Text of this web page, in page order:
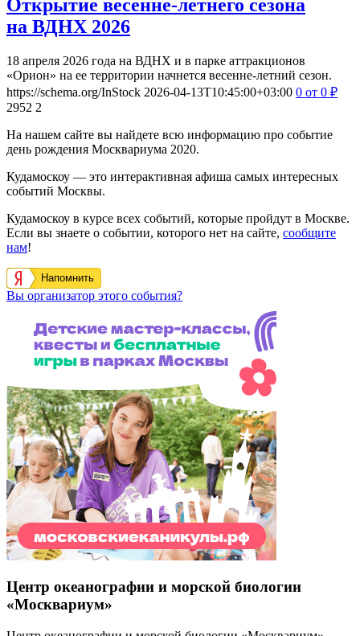
2026-04-18 2026-08-31
Москва, Проспект Мира, домовладение 119
ВДНХ
Открытие весенне-летнего сезона
на ВДНХ 2026
18 апреля 2026 года на ВДНХ и в парке аттракционов
«Орион» на ее территории начнется весенне-летний сезон.
https://schema.org/InStock 2026-04-13T10:45:00+03:00
На нашем сайте вы найдете всю информацию про событие
день рождения Москвариума 2020.
Кудамоскоу — это интерактивная афиша самых интересных
событий Москвы.
Кудамоскоу в курсе всех событий, которые пройдут в Москве.
Если вы знаете о событии, которого нет на сайте,
нам
Напомнить